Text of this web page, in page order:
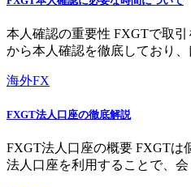
本人確認の重要性 FXGTで取
から本人確認を徹底しており、
海外FX
FXGT法人口座の徹底解説
FXGT法人口座の概要 FXGTは
法人口座を利用することで、会